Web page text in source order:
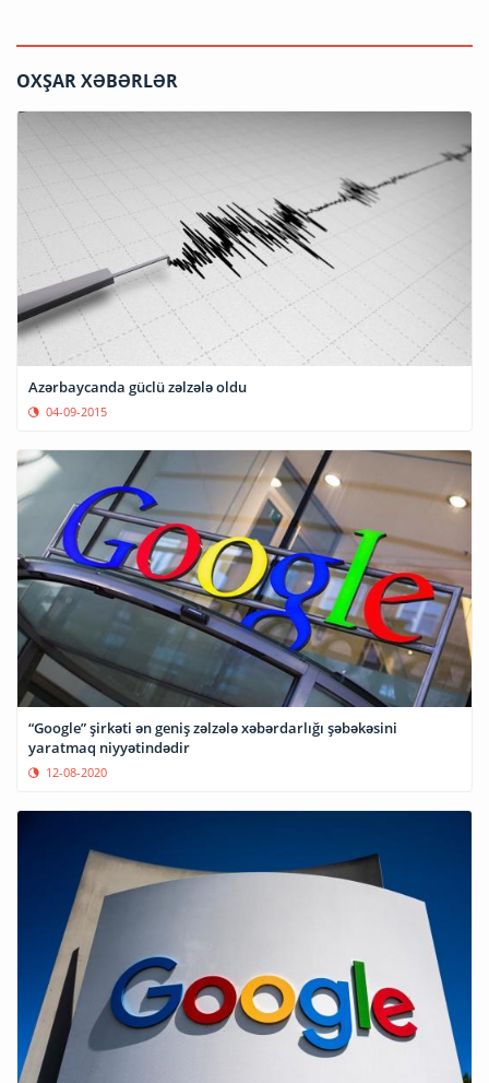
OXŞAR XƏBƏRLƏR
Azərbaycanda güclü zəlzələ oldu
04-09-2015
“Google” şirkəti ən geniş zəlzələ xəbərdarlığı şəbəkəsini
yaratmaq niyyətindədir
12-08-2020